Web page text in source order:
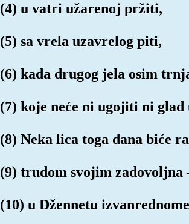
(4) u vatri užarenoj pržiti,
(5) sa vrela uzavrelog piti,
(6) kada drugog jela osim
(7) koje neće ni ugojiti ni
(8) Neka lica toga dana biće
(9) trudom svojim zadovoljna
(10) u Džennetu